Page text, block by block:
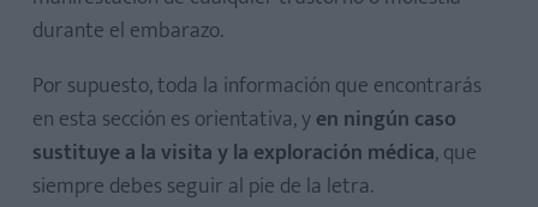
durante el embarazo.
Por supuesto, toda la información que encontrarás
en esta sección es orientativa, yen ningún caso
sustituye a la visita y la exploración médica, que
siempre debes seguir al pie de la letra.